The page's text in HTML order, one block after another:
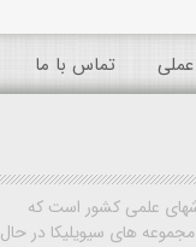
عملی تماس با ما
علمی کشور است که
مجموعه های سیویلیکا در حال